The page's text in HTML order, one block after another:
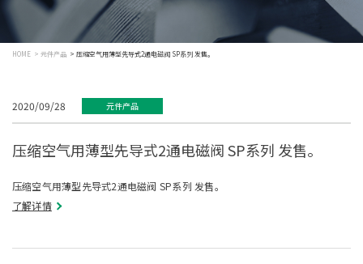
HOME 元件产品 压缩空气用薄型先导式2通电磁阀 SP系列 发售。
2020/09/28 元件产品
压缩空气用薄型先导式2通电磁阀 SP系列 发售。
压缩空气用薄型先导式2通电磁阀 SP系列 发售。
了解详情